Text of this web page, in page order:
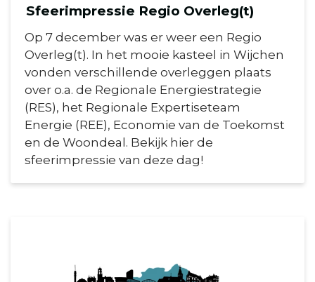
Sfeerimpressie Regio Overleg(t)
Op 7 december was er weer een Regio
Overleg(t). In het mooie kasteel in Wijchen
vonden verschillende overleggen plaats
over o.a. de Regionale Energiestrategie
(RES), het Regionale Expertiseteam
Energie (REE), Economie van de Toekomst
en de Woondeal. Bekijk hier de
sfeerimpressie van deze dag!